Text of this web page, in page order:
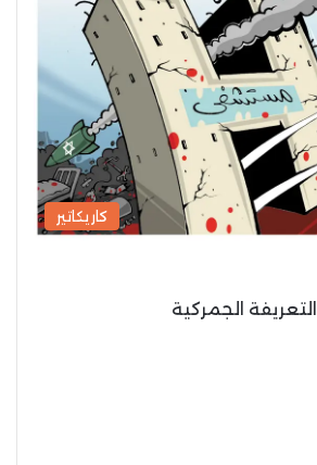
كاريكاتير
التعريفة الجمركية